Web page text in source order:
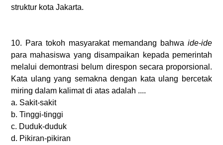
struktur kota Jakarta.
10. Para tokoh masyarakat memandang bahwa ide-ide
para mahasiswa yang disampaikan kepada pemerintah
melalui demontrasi belum direspon secara proporsional.
Kata ulang yang semakna dengan kata ulang bercetak
miring dalam kalimat di atas adalah ....
a. Sakit-sakit
b. Tinggi-tinggi
c. Duduk-duduk
d. Pikiran-pikiran